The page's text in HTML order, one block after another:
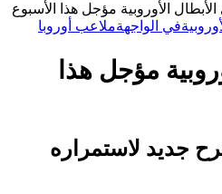
الأوروبية مؤجل هذا الأسبوع
في الواجهةملاعب أوروبا
مؤجل هذا
جديد لاستمراره